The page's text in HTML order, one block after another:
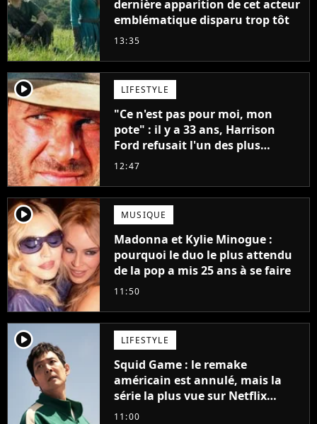
dernière apparition de cet acteur
emblématique disparu trop tôt
13:35
player2 LIFESTYLE
"Ce n'est pas pour moi, mon
pote" : il y a 33 ans, Harrison
Ford refusait l'un des plus
grands succès de tous les temps
12:47
player2 MUSIQUE
Madonna et Kylie Minogue :
pourquoi le duo le plus attendu
de la pop a mis 25 ans à se faire
11:50
player2 LIFESTYLE
Squid Game : le remake
américain est annulé, mais la
série la plus vue sur Netflix
pourrait avoir une version
11:00